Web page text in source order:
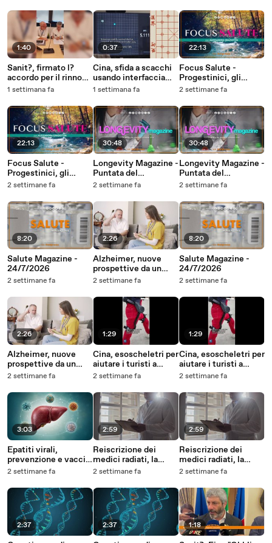
1:40
Sanit?, firmato l?
accordo per il rinnovo
del contratto
1 settimana fa
22:13
Focus Salute -
Progestinici, gli
ormoni sintetici che
2 settimane fa
8:20
Salute Magazine -
24/7/2026
2 settimane fa
2:26
Alzheimer, nuove
prospettive da un
anticorpo
2 settimane fa
3:03
Epatiti virali,
prevenzione e vaccini
restano le armi pi?
2 settimane fa
2:37
0:37
Cina, sfida a scacchi
usando interfaccia
cervello-computer
1 settimana fa
30:48
Longevity Magazine -
Puntata del
25/7/2026
2 settimane fa
2:26
Alzheimer, nuove
prospettive da un
anticorpo
2 settimane fa
1:29
Cina, esoscheletri per
aiutare i turisti a
percorrere tragitti
2 settimane fa
2:59
Reiscrizione dei
medici radiati, la
Fnomceo chiede di
2 settimane fa
2:37
22:13
Focus Salute -
Progestinici, gli
ormoni sintetici che
2 settimane fa
30:48
Longevity Magazine -
Puntata del
25/7/2026
2 settimane fa
8:20
Salute Magazine -
24/7/2026
2 settimane fa
1:29
Cina, esoscheletri per
aiutare i turisti a
percorrere tragitti
2 settimane fa
2:59
Reiscrizione dei
medici radiati, la
Fnomceo chiede di
2 settimane fa
1:18